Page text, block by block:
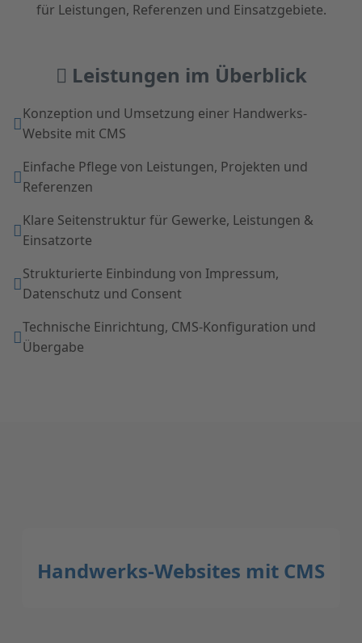
für Leistungen, Referenzen und Einsatzgebiete.
Leistungen im Überblick
Konzeption und Umsetzung einer Handwerks-
Website mit CMS
Einfache Pflege von Leistungen, Projekten und
Referenzen
Klare Seitenstruktur für Gewerke, Leistungen &
Einsatzorte
Strukturierte Einbindung von Impressum,
Datenschutz und Consent
Technische Einrichtung, CMS-Konfiguration und
Übergabe
Handwerks-Websites mit CMS